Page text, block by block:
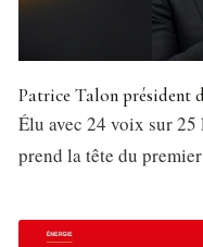
Patrice Talon président
Élu avec 24 voix sur
prend la tête du